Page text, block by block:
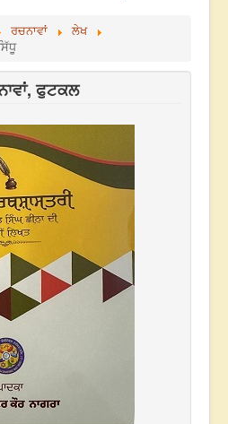
ਰਚਨਾਵਾਂ
ਲੇਖ
ਫੁਟਕਲ